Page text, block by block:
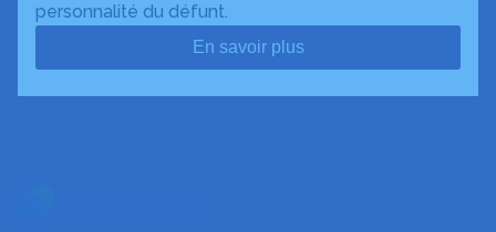
personnalité du défunt.
En savoir plus